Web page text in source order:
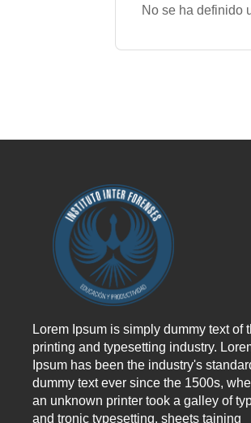
No se ha definido
Lorem Ipsum is simply dummy text of
printing and typesetting industry.
Ipsum has been the industry's
dummy text ever since the 1500s,
an unknown printer took a galley of
and tronic typesetting, sheets taining